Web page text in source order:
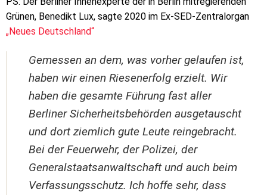
Grünen, Benedikt Lux, sagte 2020 im Ex-SED-Zentralorgan
„Neues Deutschland“
Gemessen an dem, was vorher gelaufen ist,
haben wir einen Riesenerfolg erzielt. Wir
haben die gesamte Führung fast aller
Berliner Sicherheitsbehörden ausgetauscht
und dort ziemlich gute Leute reingebracht.
Bei der Feuerwehr, der Polizei, der
Generalstaatsanwaltschaft und auch beim
Verfassungsschutz. Ich hoffe sehr, dass